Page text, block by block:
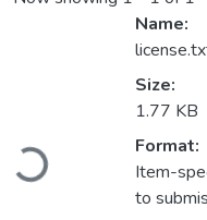
Loading...
Name:
Size:
1.77 KB
Format:
Item-
to